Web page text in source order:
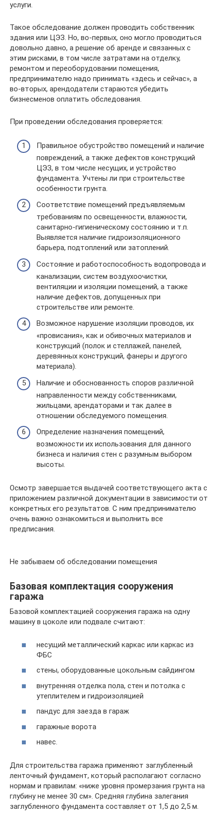
услуги.
Такое обследование должен проводить собственник
здания или ЦЭЗ. Но, во-первых, оно могло проводиться
довольно давно, а решение об аренде и связанных с
этим рисками, в том числе затратами на отделку,
ремонтом и переоборудовании помещения,
предпринимателю надо принимать «здесь и сейчас», а
во-вторых, арендодатели стараются убедить
бизнесменов оплатить обследования.
При проведении обследования проверяется:
Правильное обустройство помещений и наличие
повреждений, а также дефектов конструкций
ЦЭЗ, в том числе несущих, и устройство
фундамента. Учтены ли при строительстве
особенности грунта.
Соответствие помещений предъявляемым
требованиям по освещенности, влажности,
санитарно-гигиеническому состоянию и т.п.
Выявляется наличие гидроизоляционного
барьера, подтоплений или затоплений.
Состояние и работоспособность водопровода и
канализации, систем воздухоочистки,
вентиляции и изоляции помещений, а также
наличие дефектов, допущенных при
строительстве или ремонте.
Возможное нарушение изоляции проводов, их
«провисания», как и обивочных материалов и
конструкций (полок и стеллажей, панелей,
деревянных конструкций, фанеры и другого
материала).
Наличие и обоснованность споров различной
направленности между собственниками,
жильцами, арендаторами и так далее в
отношении обследуемого помещения.
Определение назначения помещений,
возможности их использования для данного
бизнеса и наличия стен с разумным выбором
высоты.
Осмотр завершается выдачей соответствующего акта с
приложением различной документации в зависимости от
конкретных его результатов. С ним предпринимателю
очень важно ознакомиться и выполнить все
предписания.
Не забываем об обследовании помещения
Базовая комплектация сооружения
гаража
Базовой комплектацией сооружения гаража на одну
машину в цоколе или подвале считают:
несущий металлический каркас или каркас из
ФБС
стены, оборудованные цокольным сайдингом
внутренняя отделка пола, стен и потолка с
утеплителем и гидроизоляцией
пандус для заезда в гараж
гаражные ворота
навес.
Для строительства гаража применяют заглубленный
ленточный фундамент, который располагают согласно
нормам и правилам: «ниже уровня промерзания грунта на
глубину не менее 30 см». Средняя глубина залегания
заглубленного фундамента составляет от 1,5 до 2,5 м.